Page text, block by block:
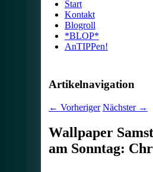
Start
Kontakt
Blogroll
*BLOP*
AnTIPPen!
Artikelnavigation
← Vorheriger Nächster →
Wallpaper
am Sonntag: